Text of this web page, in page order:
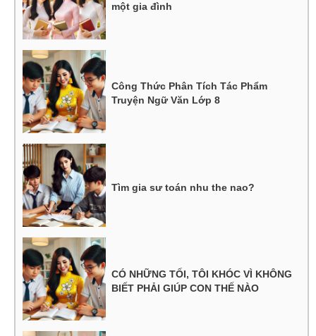
một gia đình
Công Thức Phân Tích Tác Phẩm
Truyện Ngữ Văn Lớp 8
Tìm gia sư toán nhu the nao?
CÓ NHỮNG TỐI, TÔI KHÓC VÌ KHÔNG
BIẾT PHẢI GIÚP CON THẾ NÀO